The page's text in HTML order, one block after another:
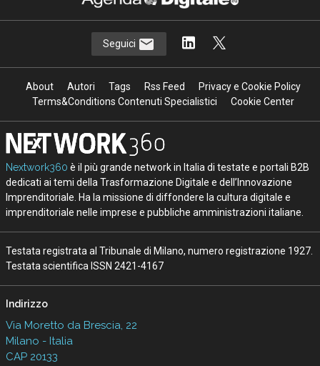
Seguici
About Autori Tags Rss Feed
Privacy e Cookie Policy
Terms&Conditions Contenuti Specialistici
Cookie Center
Nextwork360 è il più grande network in Italia di testate e portali B2B
dedicati ai temi della Trasformazione Digitale e dell’Innovazione
Imprenditoriale. Ha la missione di diffondere la cultura digitale e
imprenditoriale nelle imprese e pubbliche amministrazioni italiane.
Testata registrata al Tribunale di Milano, numero registrazione 1927.
Testata scientifica ISSN 2421-4167
Indirizzo
Via Moretto da Brescia, 22
Milano - Italia
CAP 20133